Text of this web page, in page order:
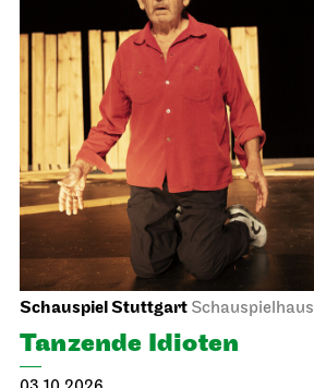
Schauspiel Stuttgart Schauspielhaus
Tanzende Idioten